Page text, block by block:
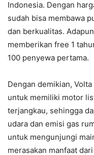
Indonesia. Dengan
sudah bisa membawa
dan berkualitas.
memberikan free 1
100 penyewa pertama.
Dengan demikian,
untuk memiliki motor
terjangkau, sehingga
udara dan emisi gas
untuk mengunjungi
merasakan manfaat